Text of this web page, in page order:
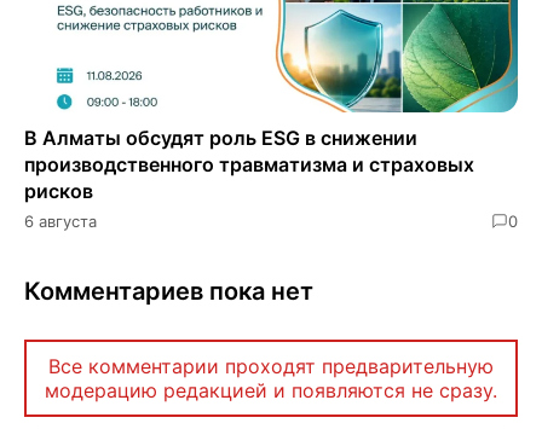
В Алматы обсудят роль ESG в снижении
производственного травматизма и страховых
рисков
6 августа 0
Комментариев пока нет
Все комментарии проходят предварительную
модерацию редакцией и появляются не сразу.